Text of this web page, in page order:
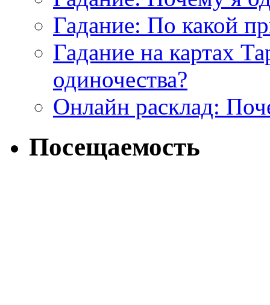
Гадание: По какой
Гадание на картах
одиночества?
Онлайн расклад:
Посещаемость